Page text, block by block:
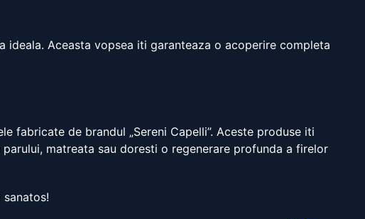
ideala. Aceasta vopsea iti garanteaza o acoperire completa
fabricate de brandul „Sereni Capelli”. Aceste produse iti
matreata sau doresti o regenerare profunda a firelor